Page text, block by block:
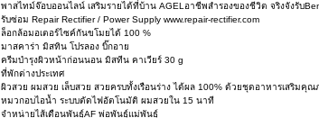
พาสไทม์จ๊อบออนไลน์ เสริมรายได้ที่บ้าน AGELอาชีพสำรองของชีวิต จริงจังรับ
รับซ่อม Repair Rectifier / Power Supply www.repair-rectifier.com
ล็อกล้อมอเตอร์ไซค์กันขโมยได้ 100 %
มาสคาร่า มิสทิน โปรลอง บิ๊กอาย
ครีมบำรุงผิวหน้าก่อนนอน มิสทีน คาเวียร์ 30 g
ที่พักต่างประเทศ
ผิวสวย ผมสวย เล็บสวย สวยครบทั้งเรือนร่าง ได้ผล 100% ด้วยชุดอาหารเสริมคุณ
หมวกอบไอน้ำ ระบบตัดไฟอัตโนมัติ ผมสวยใน 15 นาที
จำหน่ายไส้เดือนพันธุ์AF พ่อพันธุ์แม่พันธุ์